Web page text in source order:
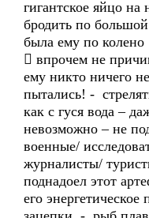
гигантское яйцо
бродить по
была ему по колено
 впрочем не
ему никто ничего
пытались! -
как с гуся вода –
невозможно – не
военные/
журналисты/
поднадоел этот
его